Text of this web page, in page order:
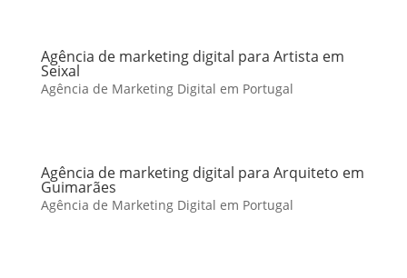
Agência de marketing digital para Artista em
Seixal
Agência de Marketing Digital em Portugal
Agência de marketing digital para Arquiteto em
Guimarães
Agência de Marketing Digital em Portugal